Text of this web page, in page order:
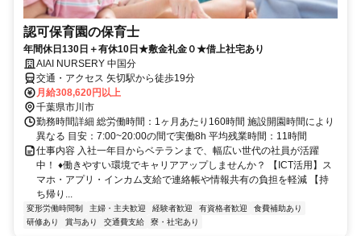
認可保育園の保育士
年間休日130日＋有休10日★敷金礼金０★借上社宅あり
AIAI NURSERY 中国分
交通・アクセス 矢切駅から徒歩19分
月給308,620円以上
千葉県市川市
勤務時間詳細 総労働時間：1ヶ月あたり160時間 施設開園時間により
異なる 目安：7:00~20:00の間で実働8h 平均残業時間：11時間
仕事内容 入社一年目からベテランまで、幅広い世代の社員が活躍
中！ ♦︎働きやすい環境でキャリアアップしませんか？ 【ICT活用】ス
マホ・アプリ・インカム支給で連絡帳や情報共有の負担を軽減 【持
ち帰り...
変形労働時間制 主婦・主夫歓迎 経験者歓迎 有資格者歓迎
食費補助あり
研修あり
賞与あり 交通費支給 寮・社宅あり